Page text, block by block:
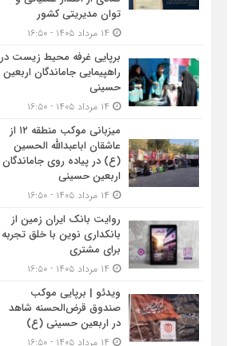
توان مدیریتی کشور
برپایی غرفه محیط زیست در
راهپیمایی جاماندگان اربعین
حسینی
میزبانی موکب منطقه ۱۲ از
عاشقان اباعبدالله الحسین
(ع) در پیاده روی جاماندگان
اربعین حسینی
روایت بانک ایران زمین از
بانکداری نوین با خلق تجربه
برای مشتری
ویدئو | برپایی موکب
صندوق قرض‌الحسنه شاهد
در اربعین حسینی (ع)